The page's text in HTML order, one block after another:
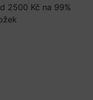
2500 Kč na 99%